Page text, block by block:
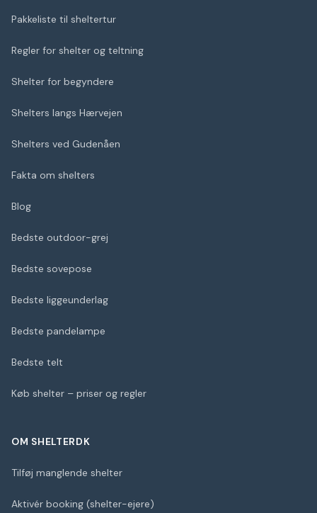
Pakkeliste til sheltertur
Regler for shelter og teltning
Shelter for begyndere
Shelters langs Hærvejen
Shelters ved Gudenåen
Fakta om shelters
Blog
Bedste outdoor-grej
Bedste sovepose
Bedste liggeunderlag
Bedste pandelampe
Bedste telt
Køb shelter – priser og regler
OM SHELTERDK
Tilføj manglende shelter
Aktivér booking (shelter-ejere)